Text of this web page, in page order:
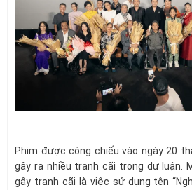
Phim được công chiếu vào ngày 20
gây ra nhiều tranh cãi trong dư luận.
gây tranh cãi là việc sử dụng tên